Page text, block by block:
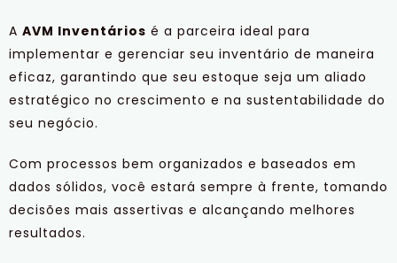
A AVM Inventários é a parceira ideal para
implementar e gerenciar seu inventário de maneira
eficaz, garantindo que seu estoque seja um aliado
estratégico no crescimento e na sustentabilidade do
seu negócio.
Com processos bem organizados e baseados em
dados sólidos, você estará sempre à frente, tomando
decisões mais assertivas e alcançando melhores
resultados.